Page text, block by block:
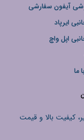
آیفون سفارشی
ایرپاد
اپل واچ
ما
کیفیت بالا و قیمت